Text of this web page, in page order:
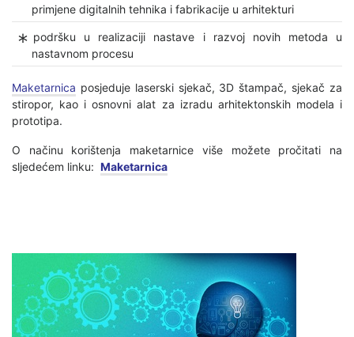
primjene digitalnih tehnika i fabrikacije u arhitekturi
podršku u realizaciji nastave i razvoj novih metoda u
nastavnom procesu
Maketarnica posjeduje laserski sjekač, 3D štampač, sjekač za
stiropor, kao i osnovni alat za izradu arhitektonskih modela i
prototipa.
O načinu korištenja maketarnice više možete pročitati na
sljedećem linku: Maketarnica